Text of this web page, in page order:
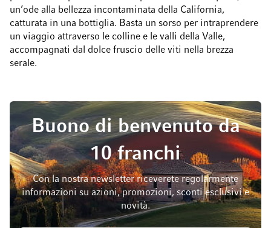
un’ode alla bellezza incontaminata della California,
catturata in una bottiglia. Basta un sorso per intraprendere
un viaggio attraverso le colline e le valli della Valle,
accompagnati dal dolce fruscio delle viti nella brezza
serale.
Buono di benvenuto da
10 franchi
Con la nostra newsletter riceverete regolarmente
informazioni su azioni, promozioni, sconti esclusivi e
novità.